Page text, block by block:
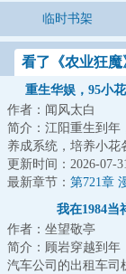
临时书架
看了《农业狂
重生华娱，95小
作者：闻风太白
简介：江阳重生到年
养成系统，培养小花
可以成倍的薅相应属
于是，江阳开公...
更新时间：2026-07-
最新章节： 第721章
我在1984当
作者：坐望敬亭
简介：顾岩穿越到年
汽车公司的出租车司